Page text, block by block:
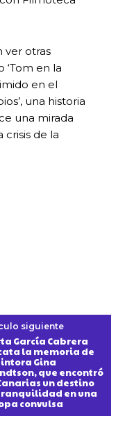
ver otras
en la
en el
una historia
una mirada
de la
siguiente
García Cabrera
la memoria de
Gina
que encontró
un destino
en una
convulsa